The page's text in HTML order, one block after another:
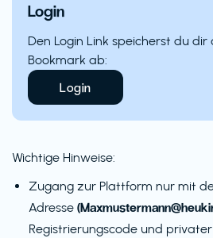
Login
Den Login Link speicherst du
Bookmark ab:
Login
Wichtige Hinweise:
Zugang zur Plattform nur mit
Adresse
Registrierungscode und